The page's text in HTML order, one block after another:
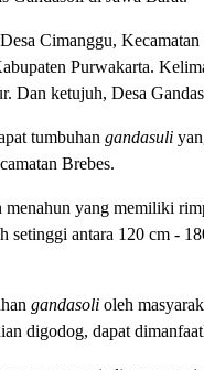
Desa Cimanggu,
Purwakarta.
ketujuh, Desa
tumbuhan gandasuli
Brebes.
menahun yang memiliki
setinggi antara 120 cm -
gandasolioleh
digodog, dapat